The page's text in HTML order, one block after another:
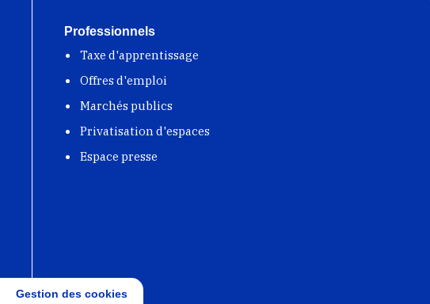
Professionnels
Taxe d'apprentissage
Offres d'emploi
Marchés publics
Privatisation d'espaces
Espace presse
Gestion des cookies